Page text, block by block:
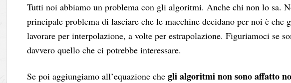
Tutti noi abbiamo un problema con gli algoritmi. Anche chi non lo sa.
principale problema di lasciare che le macchine decidano per noi è che
lavorare per interpolazione, a volte per estrapolazione. Figuriamoci se
davvero quello che ci potrebbe interessare.
Se poi aggiungiamo all’equazione chegli algoritmi non sono affatto